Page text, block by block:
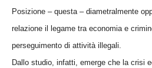
Posizione – questa – diametralmente
relazione il legame tra economia e
perseguimento di attività illegali.
Dallo studio, infatti, emerge che la crisi